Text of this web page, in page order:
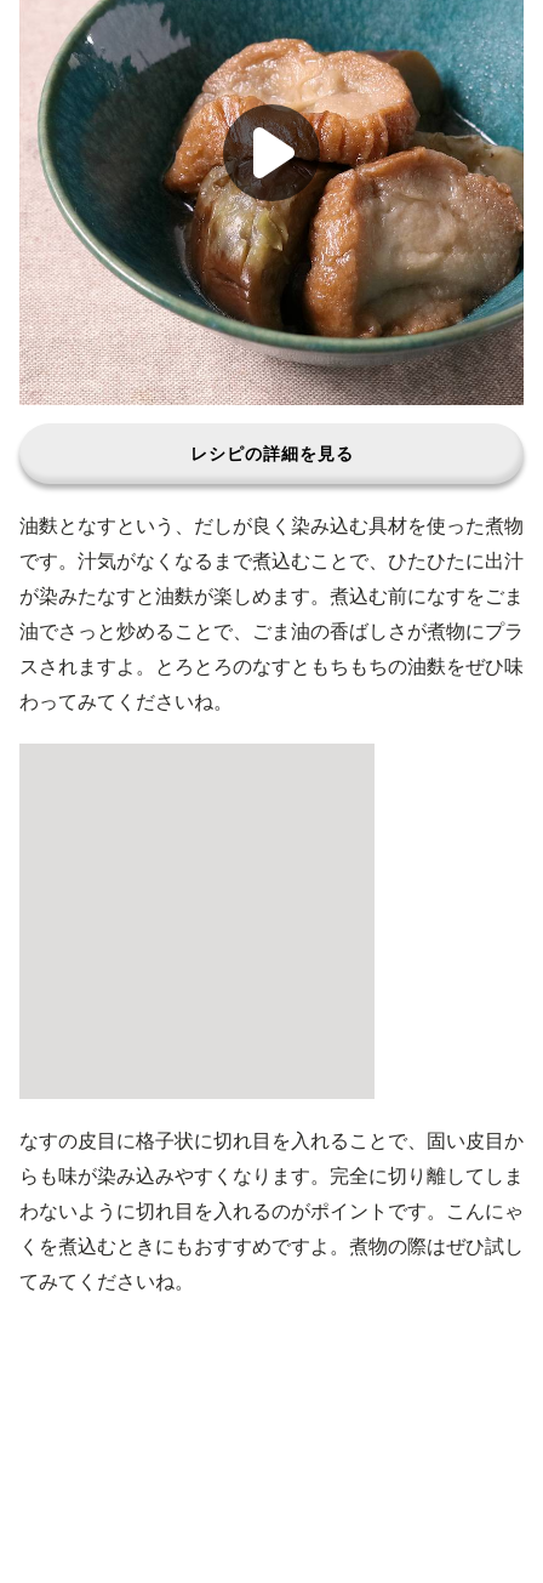
レシピの詳細を見る
油麩となすという、だしが良く染み込む具材を使った煮物
です。汁気がなくなるまで煮込むことで、ひたひたに出汁
が染みたなすと油麩が楽しめます。煮込む前になすをごま
油でさっと炒めることで、ごま油の香ばしさが煮物にプラ
スされますよ。とろとろのなすともちもちの油麩をぜひ味
わってみてくださいね。
なすの皮目に格子状に切れ目を入れることで、固い皮目か
らも味が染み込みやすくなります。完全に切り離してしま
わないように切れ目を入れるのがポイントです。こんにゃ
くを煮込むときにもおすすめですよ。煮物の際はぜひ試し
てみてくださいね。